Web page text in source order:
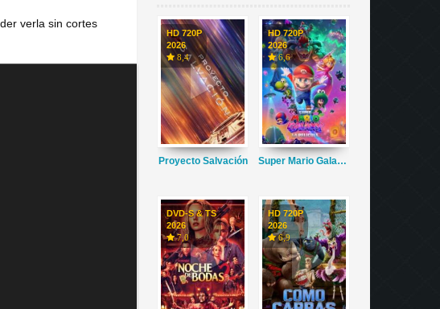
verla sin cortes
HD 720P
2026
8,4
Proyecto Salvación
HD 720P
2026
6,6
Super Mario Galaxy La Película
DVD-S & TS
2026
7,0
HD 720P
2026
6,9